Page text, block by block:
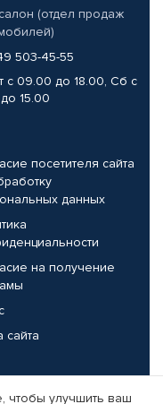
(отдел продаж
503-45-55
с 09.00 до 18.00, Сб с
15.00
посетителя сайта
данных
на получение
сайта
улучшить ваш